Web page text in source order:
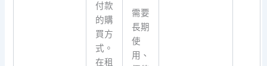
付款
的購
買方
式。
在租
需要
長期
使
用、